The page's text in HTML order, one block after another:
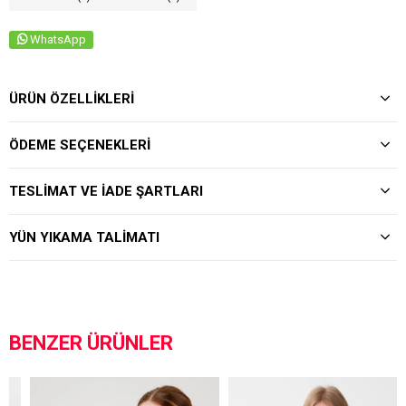
WhatsApp
ÜRÜN ÖZELLIKLERI
ÖDEME SEÇENEKLERI
TESLIMAT VE İADE ŞARTLARI
YÜN YIKAMA TALIMATI
BENZER ÜRÜNLER